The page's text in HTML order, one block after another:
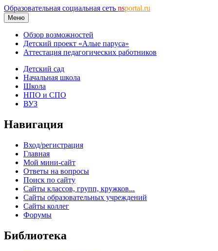
Образовательная социальная сеть nsportal.ru
Меню
Обзор возможностей
Детский проект «Алые паруса»
Аттестация педагогических работников
Детский сад
Начальная школа
Школа
НПО и СПО
ВУЗ
Навигация
Вход/регистрация
Главная
Мой мини-сайт
Ответы на вопросы
Поиск по сайту
Сайты классов, групп, кружков...
Сайты образовательных учреждений
Сайты коллег
Форумы
Библиотека